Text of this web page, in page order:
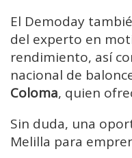
El Demoday
del experto en
rendimiento, así
nacional de
Coloma, quien
Sin duda, una
Melilla para